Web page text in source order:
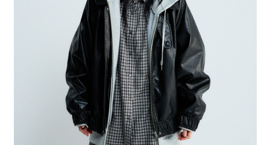
2.基於同意付款使用「大哥付你分期」之契約關係目的，商店將以您的個人
資料（包含姓名、電話或地址）提供予台灣大哥大進項蒐集、處理及利用，
由本公司與您本人進行分期帳單所需資料之確認、核對及更正。
3.完整用戶服務條款，請詳閱以下連結：https://oppay.tw/userRule
※ 交易是否成功請以「AFTEE先享後付 」之結帳頁面顯示為準，若有關於
是否繳費成功／繳費後需取消欲退款等相關疑問，請聯繫「AFTEE先享後付
https://netprotections.freshdesk.com/support/home
１．透過由恩沛科技股份有限公司提供之「AFTEE先享後付」服務完成之交
易，需依本服務之必要範圍內提供個人資料，並將交易相關給付款項請求債
權轉讓予恩沛科技股份有限公司。
２．關於個人資料處理事宜，請瀏覽以下網址：
https://aftee.tw/terms/#terms3
３．未成年的使用者請事先徵得法定代理人或監護人之同意方可使用
「AFTEE先享後付」，若未經同意申辦者引起之損失，本公司不負相關責
４．使用「AFTEE先享後付」時，將依據個別帳號之用戶狀況，依本公司即
每筆NT$80，滿NT$1,500(含以上)免運費
每筆NT$80，滿NT$1,500(含以上)免運費